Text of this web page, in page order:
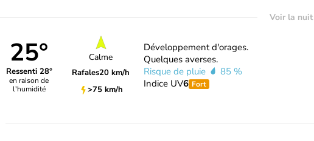
Voir la nuit
25°
Ressenti 28°
en raison de
l'humidité
Calme
Rafales20 km/h
>75 km/h
Développement d'orages.
Quelques averses.
Risque de pluie
85 %
Indice UV6 Fort